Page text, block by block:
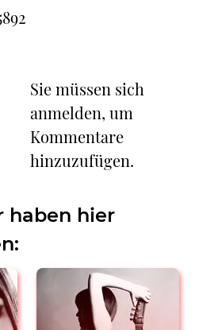
Sie müssen sich
anmelden, um
Kommentare
hinzuzufügen.
haben hier